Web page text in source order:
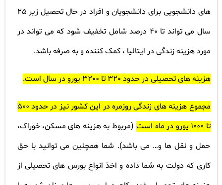
های دانشجویی برای دانشجویان و افراد در حال تحصیل زیر 25
سال می تواند تا 40 درصد شامل تخفیف شود که می تواند در
مورد هزینه زندگی در ایتالیا ، کمک کننده و به صرفه باشد.
هزینه های تحصیلی در حدود 320 تا 3200 یورو در سال است.
مجموع هزینه های زندگی روزمره در این کشور نیز در حدود 500
تا 1000 یورو در ماه است
(مربوط به هزینه های مسکن، خوراک،
حمل و نقل ها و… می باشد). شما همچنین می توانید با حق
کاری که دولت به شما داده و اخذ انواع بورس های تحصیلی از